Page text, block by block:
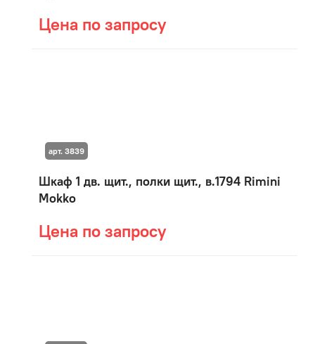
Цена по запросу
Шкаф 1 дв. щит., полки щит., в.1794 Rimini
Mokko
Цена по запросу
арт. 3839